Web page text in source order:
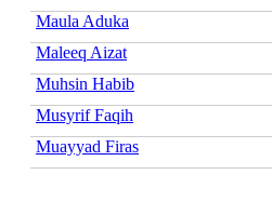
Maula Aduka
Maleeq Aizat
Muhsin Habib
Musyrif Faqih
Muayyad Firas